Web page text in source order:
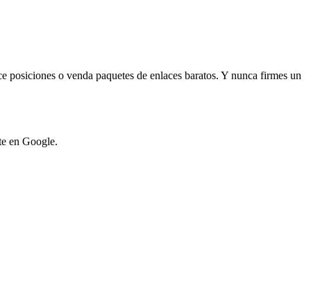
posiciones o venda paquetes de enlaces baratos. Y nunca firmes un
en Google.